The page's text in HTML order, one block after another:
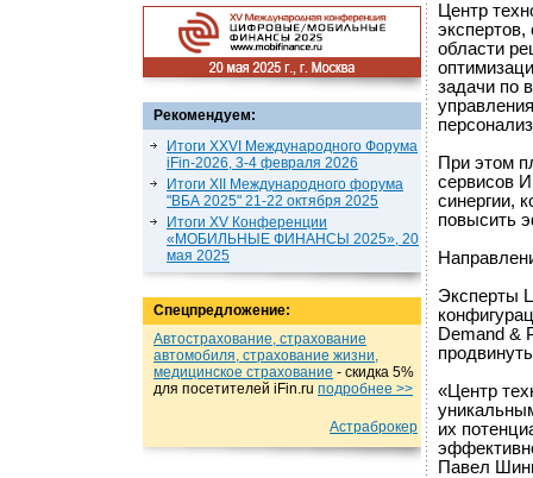
Рекомендуем:
Итоги XXVI Международного Форума
iFin-2026, 3-4 февраля 2026
Итоги XII Международного форума
"ВБА 2025" 21-22 октября 2025
Итоги XV Конференции
«МОБИЛЬНЫЕ ФИНАНСЫ 2025», 20
мая 2025
Спецпредложение:
Автострахование, страхование
автомобиля, страхование жизни,
медицинское страхование - cкидка 5%
для посетителей iFin.ru подробнеe >>
Астраброкер
Центр
области
задачи по
При этом
сервисов
синергии,
повысить
Эксперты
Demand &
«Центр
их
Павел